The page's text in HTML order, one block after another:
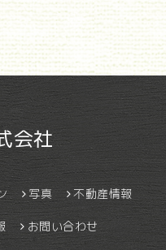
会社
写真 不動産情報
お問い合わせ